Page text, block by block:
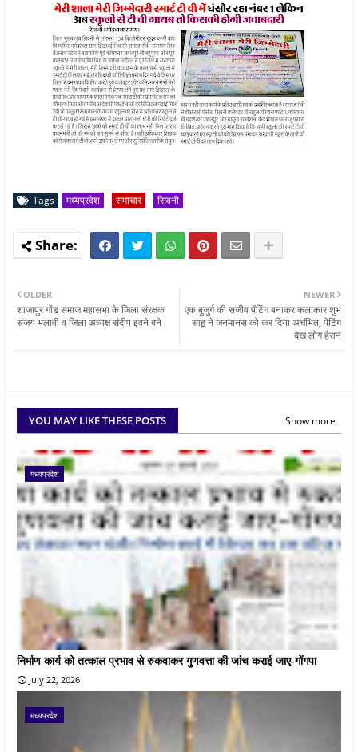
Tags मध्यप्रदेश समाचार सिवनी
NEWER
एक बुजुर्ग की सजीव पेंटिंग बनाकर कलाकार शुभ
साहू ने जनमानस को कर दिया अचंभित, पेंटिंग
देख लोग हैरान
OLDER
शाजापुर गोंड समाज महासभा के जिला संरक्षक
संजय भलावी व जिला अध्यक्ष संदीप इवने बने
YOU MAY LIKE THESE POSTS Show more
मध्यप्रदेश
निर्माण कार्य को तत्काल प्रभाव से रुकवाकर गुणवत्ता की जांच कराई जाए-गोंगपा
July 22, 2026
मध्यप्रदेश